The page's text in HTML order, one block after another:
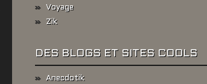
Voyage
Zik
DES BLOGS ET SITES COOLS
Anecdotik